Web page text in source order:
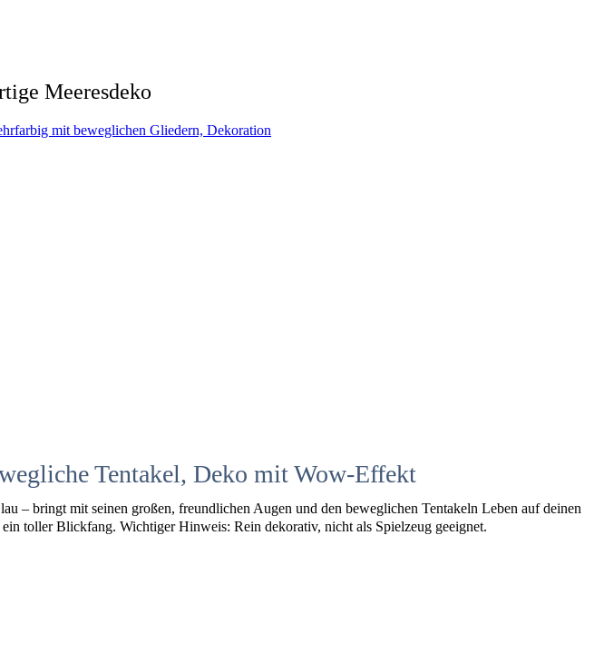
Meeresdeko
mit beweglichen Gliedern, Dekoration
Tentakel, Deko mit Wow-Effekt
– bringt mit seinen großen, freundlichen Augen und den beweglichen Tentakeln Leben auf deinen
toller Blickfang. Wichtiger Hinweis: Rein dekorativ, nicht als Spielzeug geeignet.